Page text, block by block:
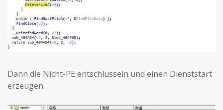
Dann die Nicht-PE entschlüsseln und einen Dienststart
erzeugen.